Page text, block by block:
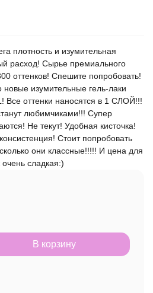
плотность и изумительная
расход! Сырье премиального
оттенков! Спешите попробовать!
изумительные гель-лаки
Все оттенки наносятся в 1 СЛОЙ!!!
любимчиками!!! Супер
Не текут! Удобная кисточка!
Стоит попробовать
они классные!!!!! И цена для
очень сладкая:)
В корзину